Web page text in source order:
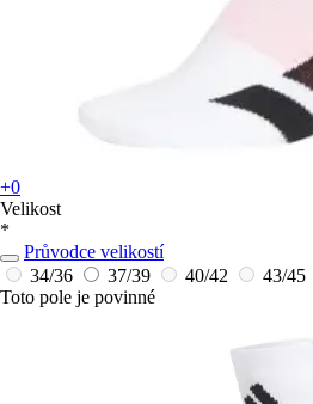
+0
Velikost
*
Průvodce velikostí
34/36
37/39 40/42 43/45
Toto pole je povinné